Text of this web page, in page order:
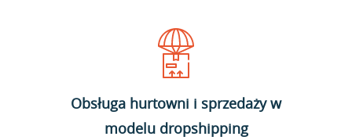
Obsługa hurtowni i sprzedaży w
modelu dropshipping